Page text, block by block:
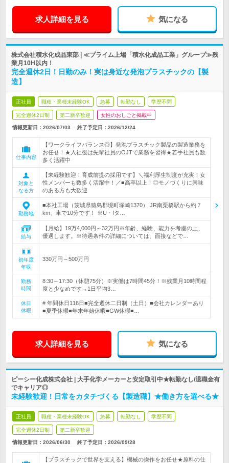
求人詳細を見る 気になる
株式会社積水化成品東部 | ≪プライム上場「積水化成品工業」グループ≫残
業月10H以内！
完全週休2日！日勤のみ！実は身近な発泡プラスチックの【製
造】
正社員 職種・業種未経験OK 急募 転勤なし 学歴不問
完全週休2日制 第二新卒歓迎 女性のおしごと掲載中
情報更新日：2026/07/03 終了予定日： 2026/12/24
仕事内容
【ワークライフバランス◎】発泡プラスチック製品の製造業務を
お任せ！★入社後は先輩社員のOJTで業務を習得★若手社員も数
多く活躍中
対象と
なる方
【未経験歓迎！育成前提の採用です】＼福利厚生制度が充実！女
性メンバーも数多く活躍中！／■高卒以上！◎モノづくりに興味
のある方も大歓迎
勤務地
■本社工場（茨城県猿島郡境町塚崎1370） JR南栗橋駅から約７
km、車で10分です！ ※U・Iタ…
給与
【月給】19万4,000円～32万円※年齢、経験、能力を考慮の上、
優遇します。※待遇条件の詳細については、面接などで…
初年度
年収
330万円～500万円
勤務
時間
8:30～17:30（休憩75分）※実働は7時間45分！※残業月10時間程
度と少なめです→1日平均3…
休日
休暇
# 年間休日116日■完全週休二日制（土日）■会社カレンダーあり
■夏季休暇■年末年始休暇■GW休暇■…
求人詳細を見る 気になる
ピーシー化成株式会社 | 大手化学メーカーと安定取引中★転勤なし/退職金有
でキャリア◎
未経験歓迎！日常をカタチづくる【製造職】★働き方を選べる★
正社員 職種・業種未経験OK 急募 転勤なし 学歴不問
完全週休2日制 第二新卒歓迎
情報更新日：2026/06/30 終了予定日： 2026/09/28
【プラスチックで世界を支える】機械の操作をお任せ★原料の仕